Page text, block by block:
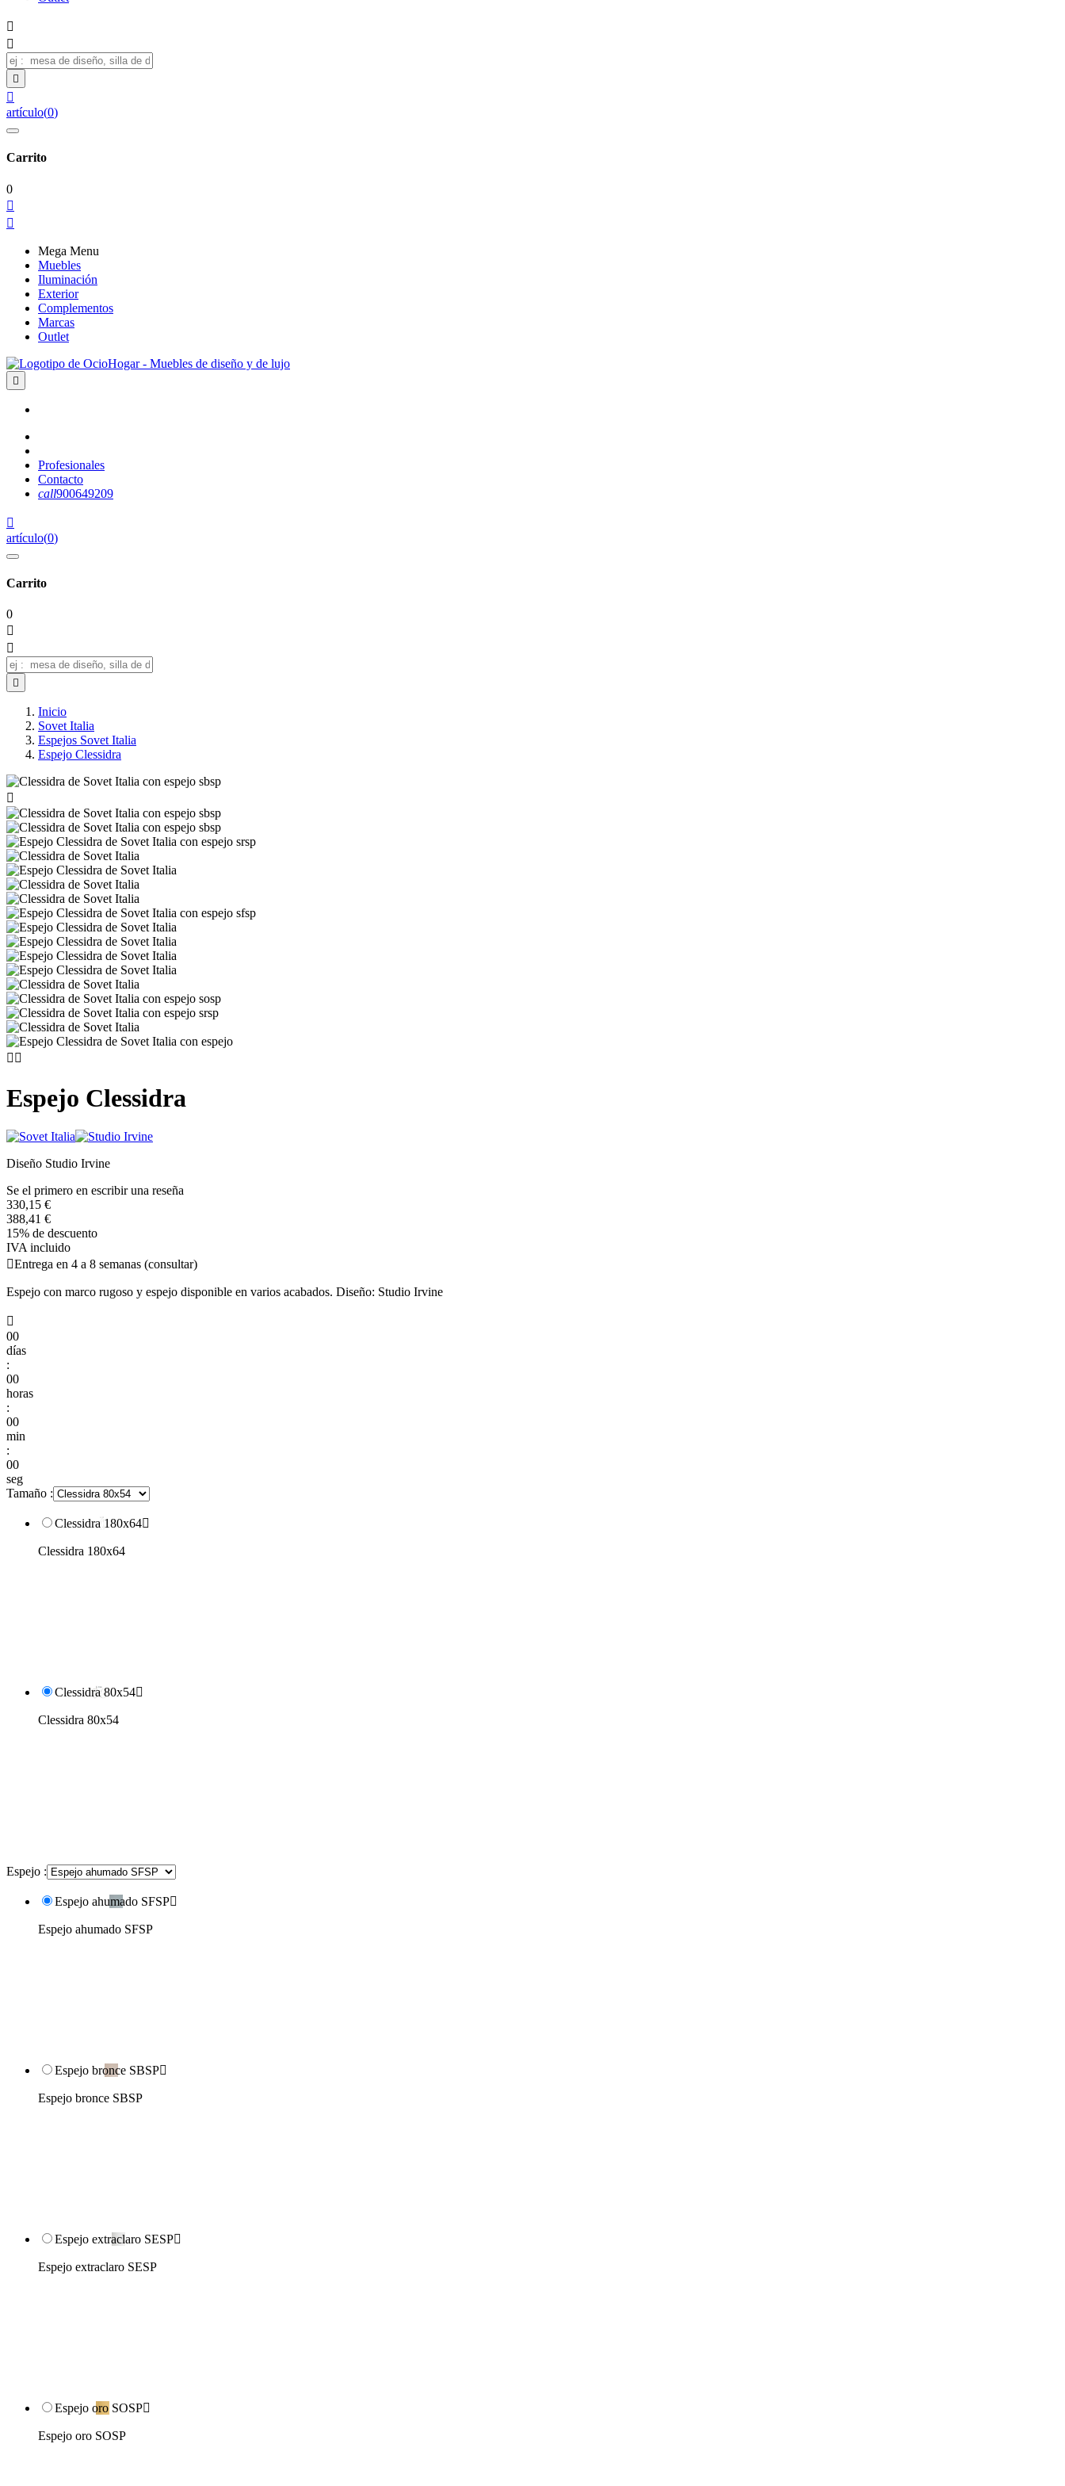




artículo(0)
Carrito
0


Mega Menu
Muebles
Iluminación
Exterior
Complementos
Marcas
Outlet

Profesionales
Contacto
call900649209

artículo(0)
Carrito
0



Inicio
Sovet Italia
Espejos Sovet Italia
Espejo Clessidra

 
Espejo Clessidra
Diseño Studio Irvine
Se el primero en escribir una reseña
330,15 €
388,41 €
15% de descuento
IVA incluido
Entrega en 4 a 8 semanas (consultar)
Espejo con marco rugoso y espejo disponible en varios acabados. Diseño: Studio Irvine

00
días
:
00
horas
:
00
min
:
00
seg
Tamaño :
Clessidra 180x64
Clessidra 180x64
Clessidra 80x54
Clessidra 80x54
Espejo :
Espejo ahumado SFSP
Espejo ahumado SFSP
Espejo bronce SBSP
Espejo bronce SBSP
Espejo extraclaro SESP
Espejo extraclaro SESP
Espejo oro SOSP
Espejo oro SOSP